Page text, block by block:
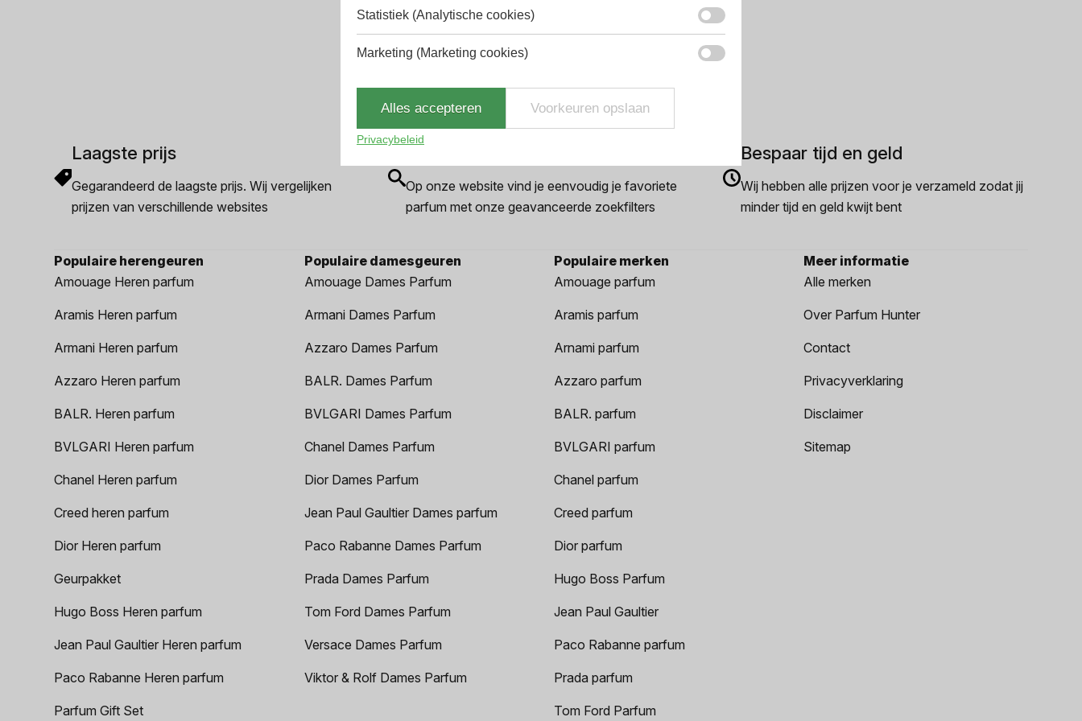
Laagste prijs
Gegarandeerd de laagste prijs. Wij vergelijken
prijzen van verschillende websites
Op onze website vind je eenvoudig je favoriete
parfum met onze geavanceerde zoekfilters
Bespaar tijd en geld
Wij hebben alle prijzen voor je verzameld zodat jij
minder tijd en geld kwijt bent
Populaire herengeuren
Amouage Heren parfum
Aramis Heren parfum
Armani Heren parfum
Azzaro Heren parfum
BALR. Heren parfum
BVLGARI Heren parfum
Chanel Heren parfum
Creed heren parfum
Dior Heren parfum
Geurpakket
Hugo Boss Heren parfum
Jean Paul Gaultier Heren parfum
Paco Rabanne Heren parfum
Parfum Gift Set
Populaire damesgeuren
Amouage Dames Parfum
Armani Dames Parfum
Azzaro Dames Parfum
BALR. Dames Parfum
BVLGARI Dames Parfum
Chanel Dames Parfum
Dior Dames Parfum
Jean Paul Gaultier Dames parfum
Paco Rabanne Dames Parfum
Prada Dames Parfum
Tom Ford Dames Parfum
Versace Dames Parfum
Viktor & Rolf Dames Parfum
Populaire merken
Amouage parfum
Aramis parfum
Arnami parfum
Azzaro parfum
BALR. parfum
BVLGARI parfum
Chanel parfum
Creed parfum
Dior parfum
Hugo Boss Parfum
Jean Paul Gaultier
Paco Rabanne parfum
Prada parfum
Tom Ford Parfum
Meer informatie
Alle merken
Over Parfum Hunter
Contact
Privacyverklaring
Disclaimer
Sitemap
Statistiek (Analytische cookies)
Marketing (Marketing cookies)
Alles accepteren Voorkeuren opslaan
Privacybeleid